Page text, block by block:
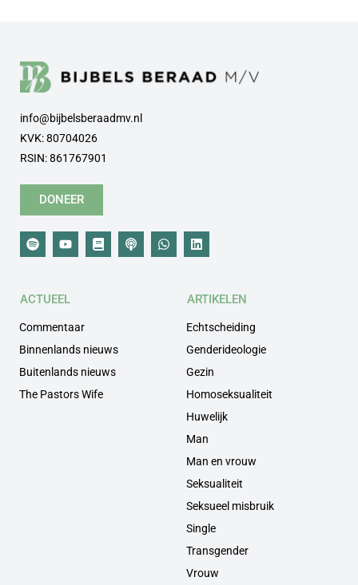
info@bijbelsberaadmv.nl
KVK: 80704026
RSIN: 861767901
DONEER
ACTUEEL
Commentaar
Binnenlands nieuws
Buitenlands nieuws
The Pastors Wife
ARTIKELEN
Echtscheiding
Genderideologie
Gezin
Homoseksualiteit
Huwelijk
Man
Man en vrouw
Seksualiteit
Seksueel misbruik
Single
Transgender
Vrouw